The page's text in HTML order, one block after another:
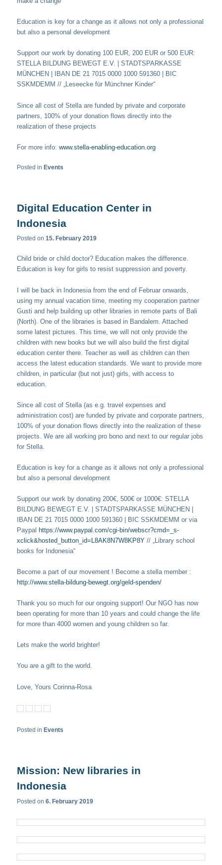
Education is key for a change as it allows not only a professional
but also a personal development
Support our work by donating 100 EUR, 200 EUR or 500 EUR:
STELLA BILDUNG BEWEGT E.V. | STADTSPARKASSE
MÜNCHEN | IBAN DE 21 7015 0000 1000 591360 | BIC
SSKMDEMM // „Leseecke für Münchner Kinder“
Since all cost of Stella are funded by private and corporate
partners, 100% of your donation flows directly into the
realization of these projects
For more info:www.stella-enabling-education.org
Posted in Events
Digital Education Center in
Indonesia
Posted on15. February 2019
Child bride or child doctor? Education makes the difference.
Education is key for girls to resist suppression and poverty.
I will be back in Indonesia from the end of Februar onwards,
using my annual vacation time, meeting my cooperation partner
Gusti and help building up other libraries in remote parts of Bali
(North). One of the libraries is based in Bandalem. Attached
some latest pictures. This time, we will not only provide the
children with new books but we will also build the first digital
education center there. Teacher as well as children can then
access the latest education standards. We want to provide more
children, in particular (but not just) girls, with access to
education.
Since all cost of Stella (as e.g. travel expenses and
administration cost) are funded by private and corporate partners,
100% of your donation flows directly into the realization of these
projects. We are all working pro bono and next to our regular jobs
for Stella.
Education is key for a change as it allows not only a professional
but also a personal development
Support our work by donating 200€, 500€ or 1000€: STELLA
BILDUNG BEWEGT E.V. | STADTSPARKASSE MÜNCHEN |
IBAN DE 21 7015 0000 1000 591360 | BIC SSKMDEMM or via
Paypal https://www.paypal.com/cgi-bin/webscr?cmd=_s-
xclick&hosted_button_id=L8AK8N7W8KP8Y // „Library school
books for Indonesia“
Become a part of our movement ! Become a stella member :
http://www.stella-bildung-bewegt.org/geld-spenden/
Thank you so much for our ongoing support! Our NGO has now
been operating for more than 10 years and could change the life
for more than 4000 women and young children so far.
Lets make the world brighter!
You are a gift to the world.
Love, Yours Corinna-Rosa
Posted in Events
Mission: New libraries in
Indonesia
Posted on6. February 2019